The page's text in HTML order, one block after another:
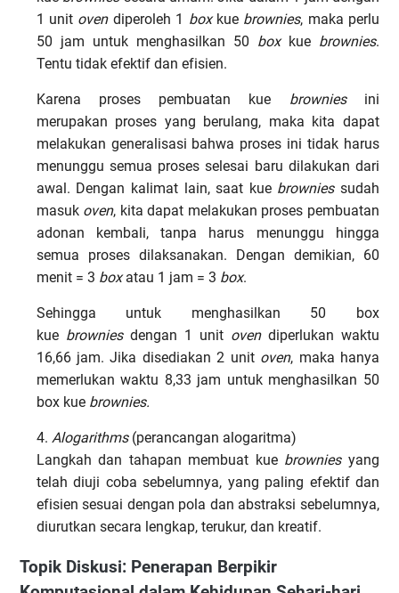
1 unit oven diperoleh 1 box kue brownies, maka perlu
50 jam untuk menghasilkan 50 box kue brownies.
Tentu tidak efektif dan efisien.
Karena proses pembuatan kue brownies ini
merupakan proses yang berulang, maka kita dapat
melakukan generalisasi bahwa proses ini tidak harus
menunggu semua proses selesai baru dilakukan dari
awal. Dengan kalimat lain, saat kue browniessudah
masuk oven, kita dapat melakukan proses pembuatan
adonan kembali, tanpa harus menunggu hingga
semua proses dilaksanakan. Dengan demikian, 60
menit = 3 boxatau 1 jam = 3 box.
Sehingga untuk menghasilkan 50 box
kue brownies dengan 1 unit oven diperlukan waktu
16,66 jam. Jika disediakan 2 unit oven, maka hanya
memerlukan waktu 8,33 jam untuk menghasilkan 50
box kue brownies.
4. Alogarithms (perancangan alogaritma)
Langkah dan tahapan membuat kue browniesyang
telah diuji coba sebelumnya, yang paling efektif dan
efisien sesuai dengan pola dan abstraksi sebelumnya,
diurutkan secara lengkap, terukur, dan kreatif.
Topik Diskusi: Penerapan Berpikir